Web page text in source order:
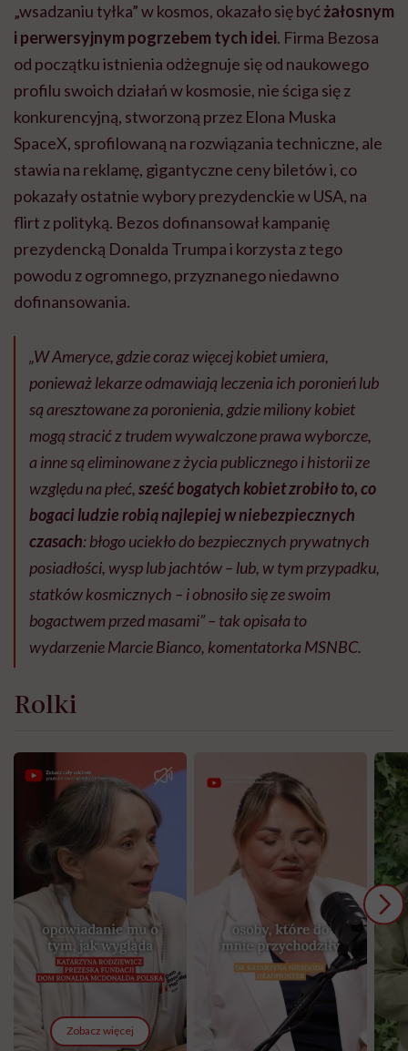
„wsadzaniu tyłka” w kosmos, okazało się byćżałosnym
i perwersyjnym pogrzebem tych idei. Firma Bezosa
od początku istnienia odżegnuje się od naukowego
profilu swoich działań w kosmosie, nie ściga się z
konkurencyjną, stworzoną przez Elona Muska
SpaceX, sprofilowaną na rozwiązania techniczne, ale
stawia na reklamę, gigantyczne ceny biletów i, co
pokazały ostatnie wybory prezydenckie w USA, na
flirt z polityką. Bezos dofinansował kampanię
prezydencką Donalda Trumpa i korzysta z tego
powodu z ogromnego, przyznanego niedawno
dofinansowania.
„W Ameryce, gdzie coraz więcej kobiet umiera,
ponieważ lekarze odmawiają leczenia ich poronień lub
są aresztowane za poronienia, gdzie miliony kobiet
mogą stracić z trudem wywalczone prawa wyborcze,
a inne są eliminowane z życia publicznego i historii ze
względu na płeć,sześć bogatych kobiet zrobiło to, co
bogaci ludzie robią najlepiej w niebezpiecznych
czasach: błogo uciekło do bezpiecznych prywatnych
posiadłości, wysp lub jachtów – lub, w tym przypadku,
statków kosmicznych – i obnosiło się ze swoim
bogactwem przed masami” – tak opisała to
wydarzenie Marcie Bianco, komentatorka MSNBC.
Rolki
Zobacz więcej